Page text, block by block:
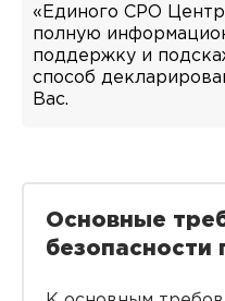
«Единого СРО
полную
поддержку и
способ
Вас.
Основные
безопасности